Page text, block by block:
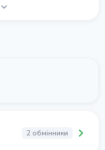
2 обмінники